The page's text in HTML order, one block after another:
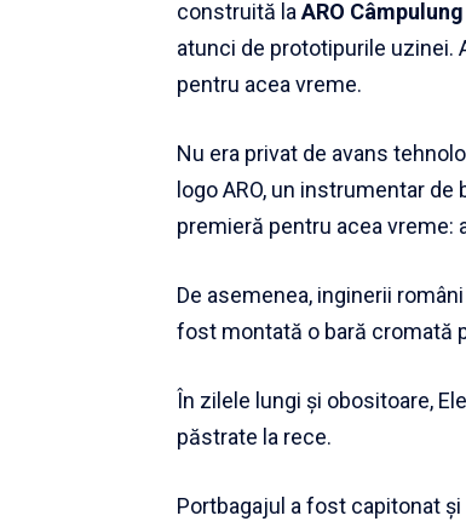
construită la ARO Câmpulung
atunci de prototipurile uzinei.
pentru acea vreme.
Nu era privat de avans
logo ARO, un instrumentar de
premieră pentru acea vreme:
De asemenea, inginerii
fost montată o bară cromată
În zilele lungi și obositoare,
păstrate la rece.
Portbagajul a fost capitonat